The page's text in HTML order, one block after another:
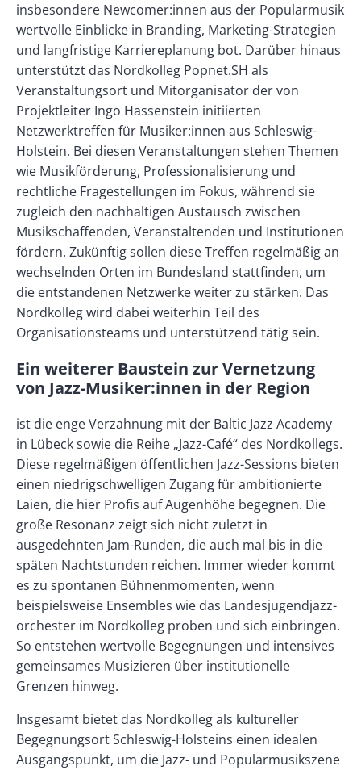
insbesondere Newcomer:innen aus der Popularmusik
wertvolle Einblicke in Branding, Marketing-Strategien
und langfristige Karriereplanung bot. Darüber hinaus
unterstützt das Nordkolleg Popnet.SH als
Veranstaltungsort und Mitorganisator der von
Projektleiter Ingo Hassenstein initiierten
Netzwerktreffen für Musiker:innen aus Schleswig-
Holstein. Bei diesen Veranstaltungen stehen Themen
wie Musikförderung, Professionalisierung und
rechtliche Fragestellungen im Fokus, während sie
zugleich den nachhaltigen Austausch zwischen
Musikschaffenden, Veranstaltenden und Institutionen
fördern. Zukünftig sollen diese Treffen regelmäßig an
wechselnden Orten im Bundesland stattfinden, um
die entstandenen Netzwerke weiter zu stärken. Das
Nordkolleg wird dabei weiterhin Teil des
Organisationsteams und unterstützend tätig sein.
Ein weiterer Baustein zur Vernetzung
von Jazz-Musiker:innen in der Region
ist die enge Verzahnung mit der Baltic Jazz Academy
in Lübeck sowie die Reihe „Jazz-Café“ des Nordkollegs.
Diese regelmäßigen öffentlichen Jazz-Sessions bieten
einen niedrigschwelligen Zugang für ambitionierte
Laien, die hier Profis auf Augenhöhe begegnen. Die
große Resonanz zeigt sich nicht zuletzt in
ausgedehnten Jam-Runden, die auch mal bis in die
späten Nachtstunden reichen. Immer wieder kommt
es zu spontanen Bühnenmomenten, wenn
beispielsweise Ensembles wie das Landesjugendjazz­
orchester im Nordkolleg proben und sich einbringen.
So entstehen wertvolle Begegnungen und intensives
gemeinsames Musizieren über institutio­nelle
Grenzen hinweg.
Insgesamt bietet das Nordkolleg als kultureller
Begegnungsort Schleswig-Holsteins einen idealen
Ausgangspunkt, um die Jazz- und Popularmusikszene